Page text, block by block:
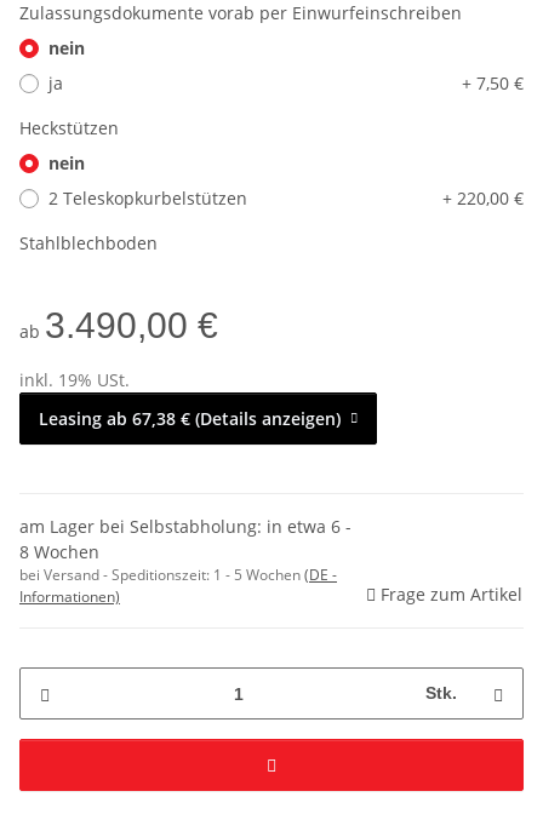
Zulassungsdokumente vorab per Einwurfeinschreiben
nein
ja
+ 7,50 €
Heckstützen
nein
2 Teleskopkurbelstützen
+ 220,00 €
Stahlblechboden
ab 3.490,00 €
inkl. 19% USt.
Leasing ab 67,38 € (Details anzeigen)
am Lager bei Selbstabholung: in etwa 6 -
8 Wochen
bei Versand - Speditionszeit: 1 - 5 Wochen(DE -
Informationen)
Frage zum Artikel
Stk.